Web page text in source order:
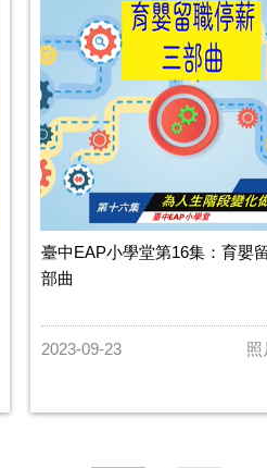
臺中EAP小學堂第16集：育嬰
部曲
2023-09-23 照